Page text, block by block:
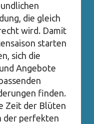
die gleich
wird. Damit
starten
sich die
Angebote
finden.
Zeit der Blüten
der perfekten